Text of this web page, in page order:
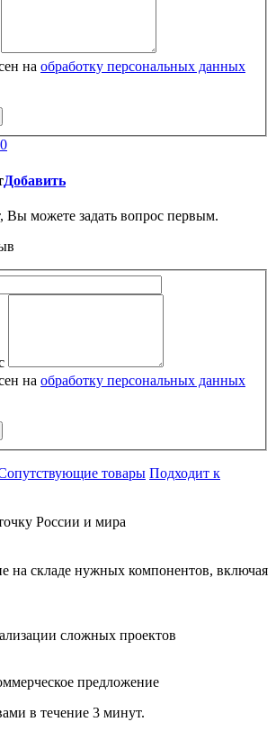
на обработку персональных данных
0
Добавить
Вы можете задать вопрос первым.
на обработку персональных данных
товары Подходит к
России и мира
на складе нужных компонентов, включая
сложных проектов
предложение
в течение 3 минут.